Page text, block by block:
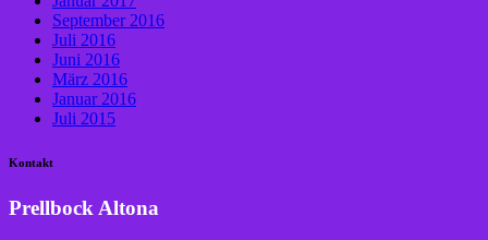
September 2016
Juli 2016
Juni 2016
März 2016
Januar 2016
Juli 2015
Kontakt
Prellbock Altona